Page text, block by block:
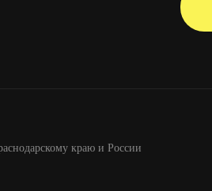
краю и России